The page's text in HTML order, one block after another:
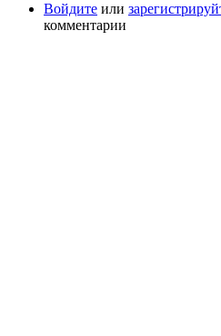
Войдите или
комментарии